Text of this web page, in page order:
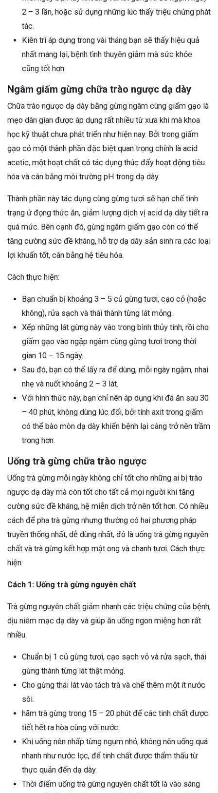
2 – 3 lần, hoặc sử dụng những lúc thấy triệu chứng phát
tác.
Kiên trì áp dụng trong vài tháng bạn sẽ thấy hiệu quả
nhất mang lại, bệnh tình thuyên giảm mà sức khỏe
cũng tốt hơn.
Ngâm giấm gừng chữa trào ngược dạ dày
Chữa trào ngược dạ dày bằng gừng ngâm cùng giấm gạo là
mẹo dân gian được áp dụng rất nhiều từ xưa khi mà khoa
học kỹ thuật chưa phát triển như hiện nay. Bởi trong giấm
gạo có một thành phần đặc biệt quan trọng chính là acid
acetic, một hoạt chất có tác dụng thúc đẩy hoạt động tiêu
hóa và cân bằng môi trường pH trong dạ dày.
Thành phần này tác dụng cùng gừng tươi sẽ hạn chế tình
trạng ứ đọng thức ăn, giảm lượng dịch vị acid dạ dày tiết ra
quá mức. Bên cạnh đó, gừng ngâm giấm gạo còn có thể
tăng cường sức đề kháng, hỗ trợ dạ dày sản sinh ra các loại
lợi khuẩn tốt, cân bằng hệ tiêu hóa.
Cách thực hiện:
Bạn chuẩn bị khoảng 3 – 5 củ gừng tươi, cạo cỏ (hoặc
không), rửa sạch và thái thành từng lát mỏng.
Xếp những lát gừng này vào trong bình thủy tinh, rồi cho
giấm gạo vào ngập ngâm cùng gừng tươi trong thời
gian 10 – 15 ngày.
Sau đó, bạn có thể lấy ra để dùng, mỗi ngày ngậm, nhai
nhẹ và nuốt khoảng 2 – 3 lát.
Với hình thức này, bạn chỉ nên áp dụng khi đã ăn sau 30
– 40 phút, không dùng lúc đối, bởi tính axit trong giấm
có thể bào mòn dạ dày khiến bệnh lại càng trở nên trầm
trọng hơn.
Uống trà gừng chữa trào ngược
Uống trà gừng mỗi ngày không chỉ tốt cho những ai bị trào
ngược dạ dày mà còn tốt cho tất cả mọi người khi tăng
cường sức đề kháng, hệ miễn dịch trở nên tốt hơn. Có nhiều
cách để pha trà gừng nhưng thường có hai phương pháp
truyền thống nhất, dễ dùng nhất, đó là uống trà gừng nguyên
chất và trà gừng kết hợp mật ong và chanh tươi. Cách thực
hiện:
Cách 1: Uống trà gừng nguyên chất
Trà gừng nguyên chất giảm nhanh các triệu chứng của bệnh,
dịu niêm mạc dạ dày và giúp ăn uống ngon miệng hơn rất
nhiều.
Chuẩn bị 1 củ gừng tươi, cạo sạch vỏ và rửa sạch, thái
gừng thành từng lát thật mỏng.
Cho gừng thái lát vào tách trà và chế thêm một ít nước
sôi.
hãm trà gừng trong 15 – 20 phút để các tinh chất được
tiết hết ra hòa cùng với nước.
Khi uống nên nhấp từng ngụm nhỏ, không nên uống quá
nhanh như nước lọc, để tinh chất được thẩm thấu từ
thực quản đến dạ dày.
Thời điểm uống trà gừng nguyên chất tốt là vào sáng